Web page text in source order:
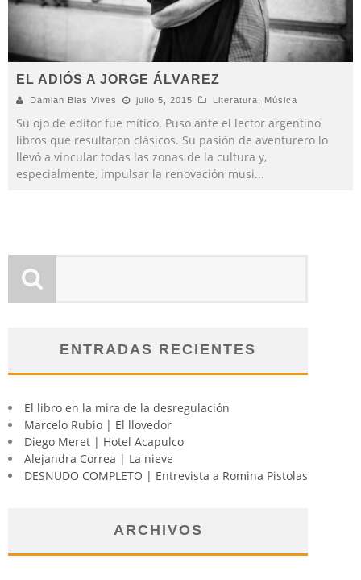
EL ADIÓS A JORGE ÁLVAREZ
Damian Blas Vives julio 5, 2015 Literatura Música
Su ojo de editor fue mítico. Puso ante el lector argentino
libros que resultaron clásicos. Su pasión de aventurero lo
llevó a vincular todas las zonas de la cultura y,
especialmente, impulsar la renovación musi...
ENTRADAS RECIENTES
El libro en la mira de la desregulación
Marcelo Rubio | El llovedor
Diego Meret | Hotel Acapulco
Alejandra Correa | La nieve
DESNUDO COMPLETO | Entrevista a Romina Pistolas
ARCHIVOS